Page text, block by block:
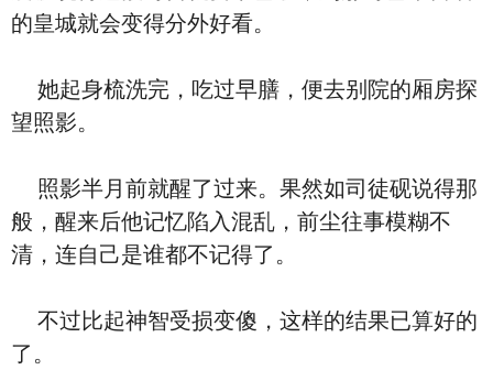
的皇城就会变得分外好看。
她起身梳洗完，吃过早膳，便去别院的厢房探
望照影。
照影半月前就醒了过来。果然如司徒砚说得那
般，醒来后他记忆陷入混乱，前尘往事模糊不
清，连自己是谁都不记得了。
不过比起神智受损变傻，这样的结果已算好的
了。